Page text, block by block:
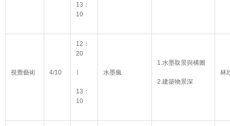
13：
10
視覺藝術 4/10
12：
20
13：
10
水墨瘋
1.水墨取景與構圖
2.建築物景深
林